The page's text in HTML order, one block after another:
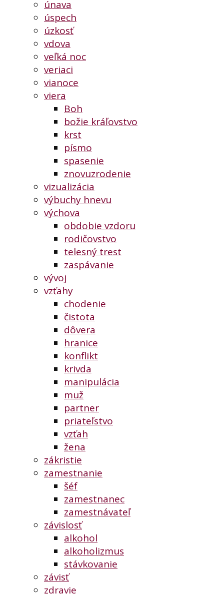
únava
úspech
úzkosť
vdova
veľká noc
veriaci
vianoce
viera
Boh
božie kráľovstvo
krst
písmo
spasenie
znovuzrodenie
vizualizácia
výbuchy hnevu
výchova
obdobie vzdoru
rodičovstvo
telesný trest
zaspávanie
vývoj
vzťahy
chodenie
čistota
dôvera
hranice
konflikt
krivda
manipulácia
muž
partner
priateľstvo
vzťah
žena
zákristie
zamestnanie
šéf
zamestnanec
zamestnávateľ
závislosť
alkohol
alkoholizmus
stávkovanie
závisť
zdravie